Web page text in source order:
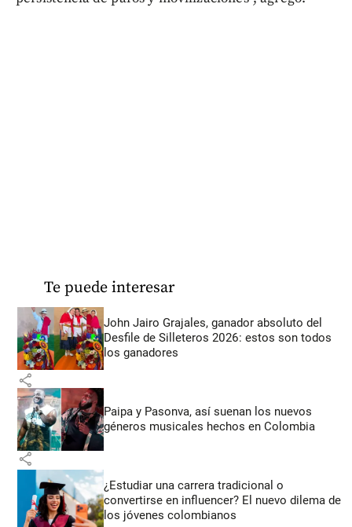
Te puede interesar
John Jairo Grajales, ganador absoluto del
Desfile de Silleteros 2026: estos son todos
los ganadores
share
Paipa y Pasonva, así suenan los nuevos
géneros musicales hechos en Colombia
share
¿Estudiar una carrera tradicional o
convertirse en influencer? El nuevo dilema de
los jóvenes colombianos